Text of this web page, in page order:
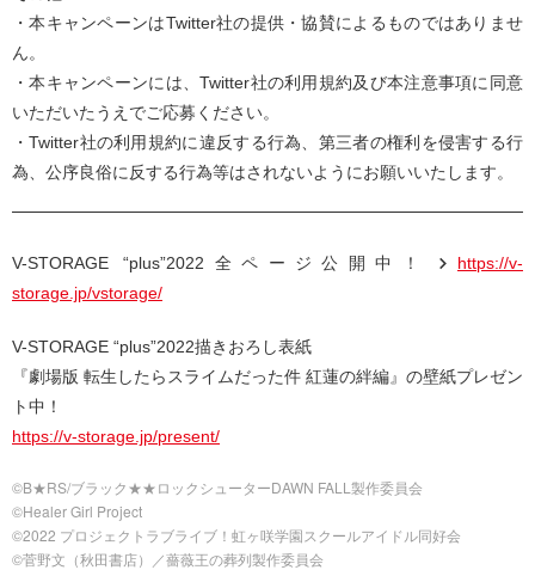
・本キャンペーンはTwitter社の提供・協賛によるものではありませ
ん。
・本キャンペーンには、Twitter社の利用規約及び本注意事項に同意
いただいたうえでご応募ください。
・Twitter社の利用規約に違反する行為、第三者の権利を侵害する行
為、公序良俗に反する行為等はされないようにお願いいたします。
V-STORAGE “plus”2022全ページ公開中！
https://v-
storage.jp/vstorage/
V-STORAGE “plus”2022描きおろし表紙
『劇場版 転生したらスライムだった件 紅蓮の絆編』の壁紙プレゼン
ト中！
https://v-storage.jp/present/
©B★RS/ブラック★★ロックシューターDAWN FALL製作委員会
©Healer Girl Project
©2022 プロジェクトラブライブ！虹ヶ咲学園スクールアイドル同好会
©菅野文（秋田書店）／薔薇王の葬列製作委員会